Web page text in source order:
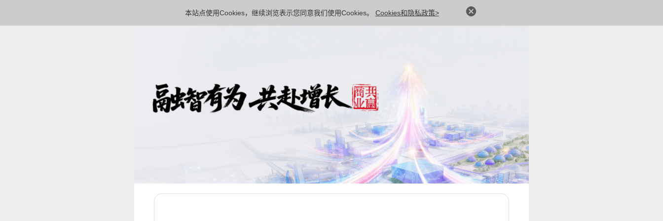
本站点使用Cookies，继续浏览表示您同意我们使用Cookies。 Cookies和隐私政策>